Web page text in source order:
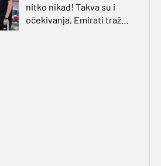
nitko nikad! Takva su i
očekivanja, Emirati traže